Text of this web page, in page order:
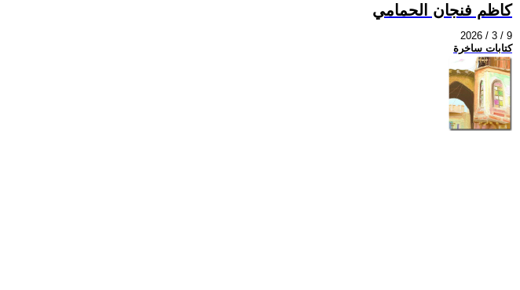
كاظم فنجان الحمامي
2026 / 3 / 9
كتابات ساخرة